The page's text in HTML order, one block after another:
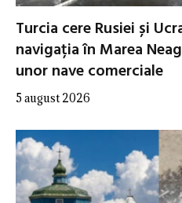
Turcia cere Rusiei și
navigația în Marea
unor nave comerciale
5 august 2026